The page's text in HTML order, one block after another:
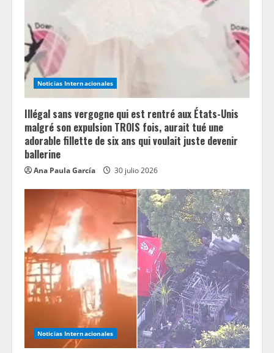
n
g
Noticias Internacionales
Illégal sans vergogne qui est rentré aux États-Unis
malgré son expulsion TROIS fois, aurait tué une
adorable fillette de six ans qui voulait juste devenir
ballerine
Ana Paula García 30 julio 2026
Noticias Internacionales